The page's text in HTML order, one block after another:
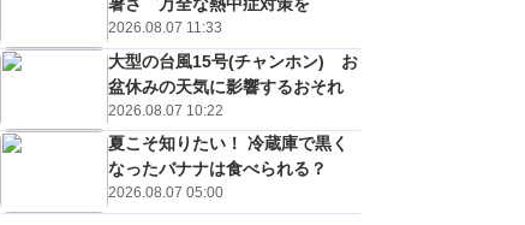
2026.08.07 11:33
大型の台風15号(チャンホン) お
盆休みの天気に影響するおそれ
2026.08.07 10:22
夏こそ知りたい！ 冷蔵庫で黒く
なったバナナは食べられる？
2026.08.07 05:00